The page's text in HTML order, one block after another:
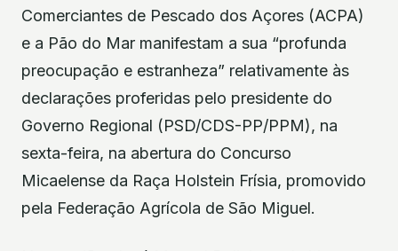
Comerciantes de Pescado dos Açores (ACPA)
e a Pão do Mar manifestam a sua “profunda
preocupação e estranheza” relativamente às
declarações proferidas pelo presidente do
Governo Regional (PSD/CDS-PP/PPM), na
sexta-feira, na abertura do Concurso
Micaelense da Raça Holstein Frísia, promovido
pela Federação Agrícola de São Miguel.